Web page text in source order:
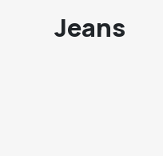
Jeans